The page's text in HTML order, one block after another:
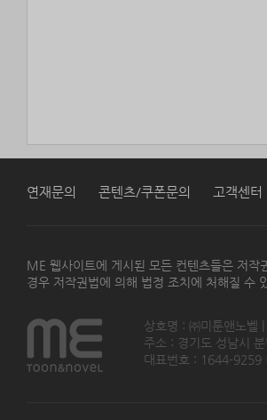
연재문의 콘텐츠/쿠폰문의 고객센터
ME 웹사이트에 게시된 모든 컨텐츠들은 저작
경우 저작권법에 의해 법정 조치에 처해질 수
상호명 : ㈜미툰앤노벨
주소 : 경기도 성남시
대표번호 : 1644-9259